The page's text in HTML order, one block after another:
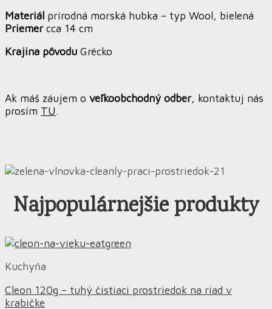
Materiál prírodná morská hubka – typ Wool, bielená
Priemercca 14 cm
Krajina pôvodu Grécko
Ak máš záujem o veľkoobchodný odber, kontaktuj nás
prosím TU.
Najpopulárnejšie produkty
Kuchyňa
Cleon 120g – tuhý čistiaci prostriedok na riad v
krabičke